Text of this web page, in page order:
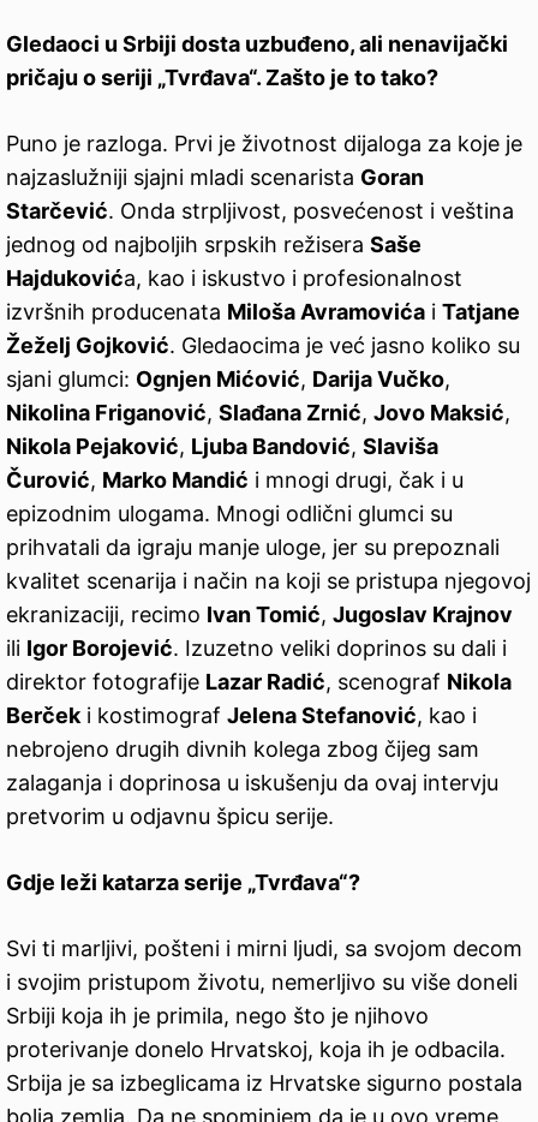
Gledaoci u Srbiji dosta uzbuđeno, ali nenavijački
pričaju o seriji „Tvrđava“. Zašto je to tako?
Puno je razloga. Prvi je životnost dijaloga za koje je
najzaslužniji sjajni mladi scenarista Goran
Starčević. Onda strpljivost, posvećenost i veština
jednog od najboljih srpskih režisera Saše
Hajdukovića, kao i iskustvo i profesionalnost
izvršnih producenata Miloša Avramovića i Tatjane
Žeželj Gojković. Gledaocima je već jasno koliko su
sjani glumci: Ognjen Mićović, Darija Vučko,
Nikolina Friganović, Slađana Zrnić, Jovo Maksić,
Nikola Pejaković, Ljuba Bandović, Slaviša
Čurović, Marko Mandić i mnogi drugi, čak i u
epizodnim ulogama. Mnogi odlični glumci su
prihvatali da igraju manje uloge, jer su prepoznali
kvalitet scenarija i način na koji se pristupa njegovoj
ekranizaciji, recimo Ivan Tomić, Jugoslav Krajnov
ili Igor Borojević. Izuzetno veliki doprinos su dali i
direktor fotografije Lazar Radić, scenograf Nikola
Berčeki kostimograf Jelena Stefanović, kao i
nebrojeno drugih divnih kolega zbog čijeg sam
zalaganja i doprinosa u iskušenju da ovaj intervju
pretvorim u odjavnu špicu serije.
Gdje leži katarza serije „Tvrđava“?
Svi ti marljivi, pošteni i mirni ljudi, sa svojom decom
i svojim pristupom životu, nemerljivo su više doneli
Srbiji koja ih je primila, nego što je njihovo
proterivanje donelo Hrvatskoj, koja ih je odbacila.
Srbija je sa izbeglicama iz Hrvatske sigurno postala